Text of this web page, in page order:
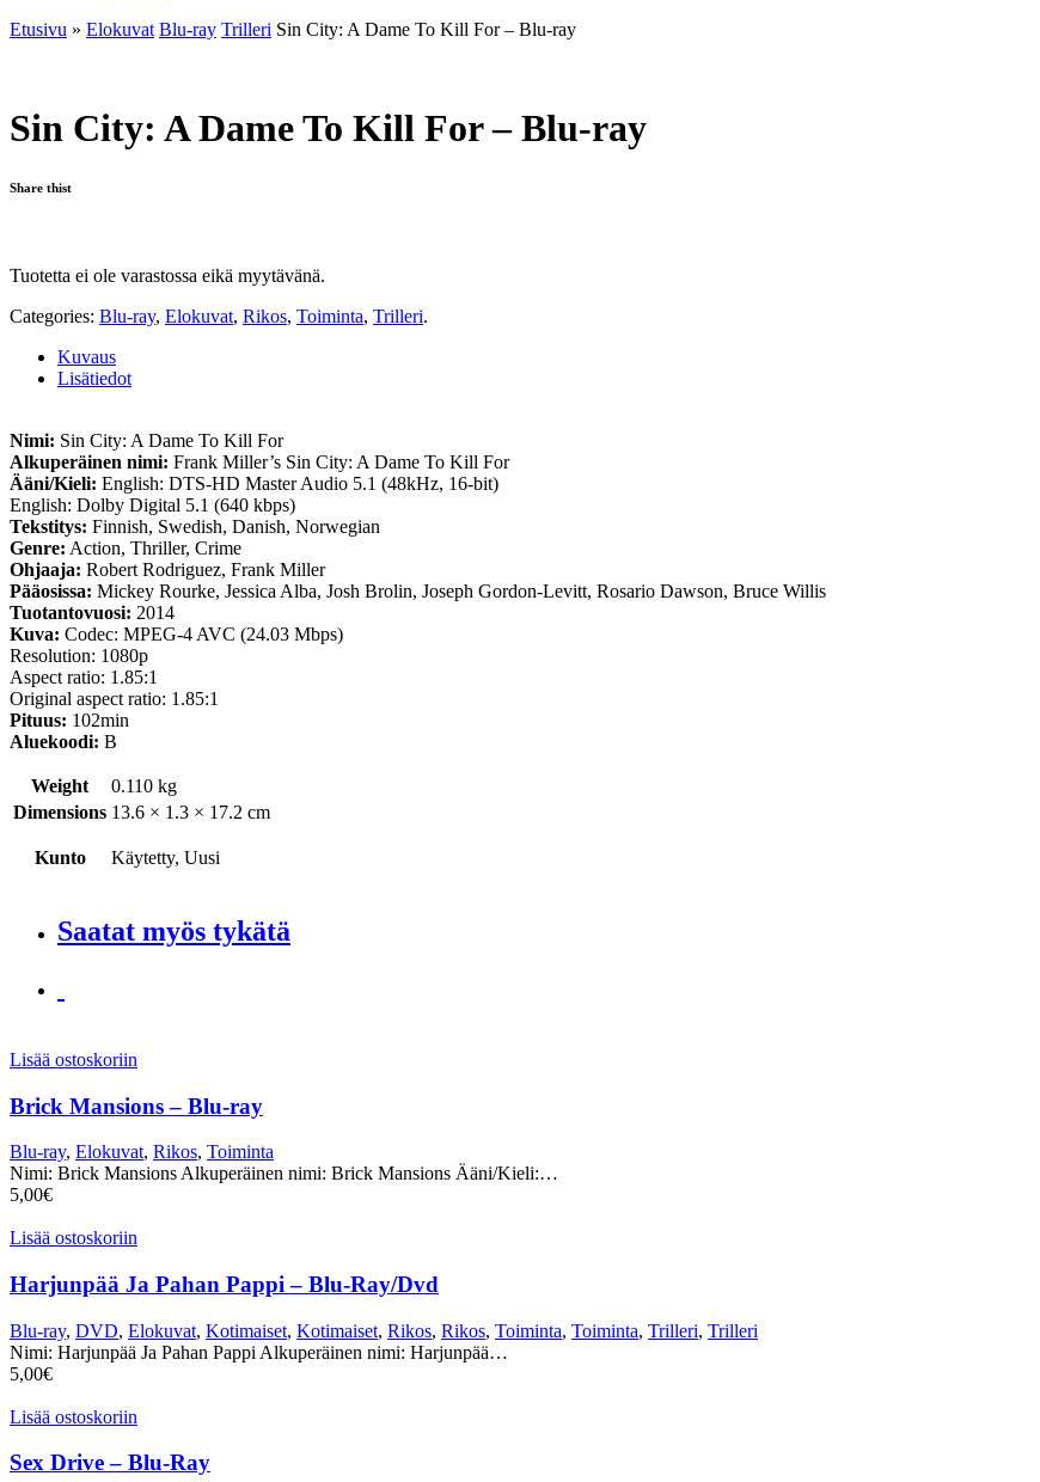
Etusivu » Elokuvat Blu-ray Trilleri Sin City: A Dame To Kill For – Blu-ray
Sin City: A Dame To Kill For – Blu-ray
Share thist
Tuotetta ei ole varastossa eikä myytävänä.
Categories: Blu-ray, Elokuvat, Rikos, Toiminta, Trilleri.
Kuvaus
Lisätiedot
Nimi: Sin City: A Dame To Kill For
Alkuperäinen nimi: Frank Miller’s Sin City: A Dame To Kill For
Ääni/Kieli: English: DTS-HD Master Audio 5.1 (48kHz, 16-bit)
English: Dolby Digital 5.1 (640 kbps)
Tekstitys: Finnish, Swedish, Danish, Norwegian
Genre: Action, Thriller, Crime
Ohjaaja: Robert Rodriguez, Frank Miller
Pääosissa: Mickey Rourke, Jessica Alba, Josh Brolin, Joseph Gordon-Levitt, Rosario Dawson, Bruce Willis
Tuotantovuosi: 2014
Kuva: Codec: MPEG-4 AVC (24.03 Mbps)
Resolution: 1080p
Aspect ratio: 1.85:1
Original aspect ratio: 1.85:1
Pituus: 102min
Aluekoodi: B
Weight
0.110 kg
Dimensions 13.6 × 1.3 × 17.2 cm
Kunto Käytetty, Uusi
Saatat myös tykätä
Lisää ostoskoriin
Brick Mansions – Blu-ray
Blu-ray, Elokuvat, Rikos, Toiminta
Nimi: Brick Mansions Alkuperäinen nimi: Brick Mansions Ääni/Kieli:…
5,00€
Lisää ostoskoriin
Harjunpää Ja Pahan Pappi – Blu-Ray/Dvd
Blu-ray, DVD, Elokuvat, Kotimaiset, Kotimaiset, Rikos, Rikos, Toiminta, Toiminta, Trilleri, Trilleri
Nimi: Harjunpää Ja Pahan Pappi Alkuperäinen nimi: Harjunpää…
5,00€
Lisää ostoskoriin
Sex Drive – Blu-Ray